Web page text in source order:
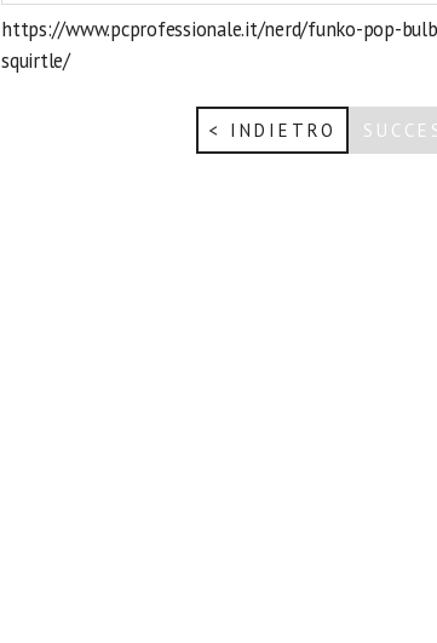
https://www.pcprofessionale.it/nerd/funko-pop-
squirtle/
< INDIETRO